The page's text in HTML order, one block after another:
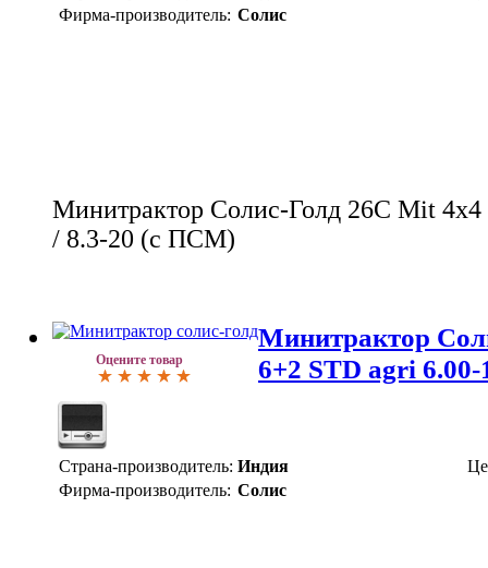
Фирма-производитель: Солис
Минитрактор Солис-Голд 26С Mit 4x4
/ 8.3-20 (c ПСМ)
Оцените товар
Минитрактор
6+2 STD agri
Страна-производитель: Индия
Фирма-производитель: Солис